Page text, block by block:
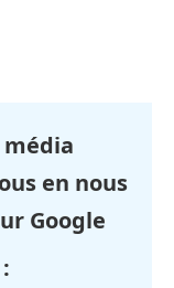
média
en nous
Google
: